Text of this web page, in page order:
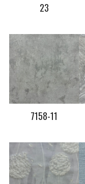
23
7158-11